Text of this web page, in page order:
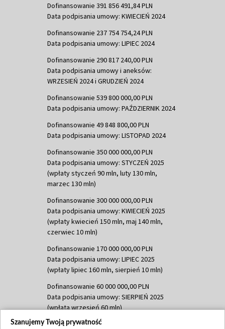
Dofinansowanie 391 856 491,84 PLN
Data podpisania umowy: KWIECIEŃ 2024
Dofinansowanie 237 754 754,24 PLN
Data podpisania umowy: LIPIEC 2024
Dofinansowanie 290 817 240,00 PLN
Data podpisania umowy i aneksów:
WRZESIEŃ 2024 i GRUDZIEŃ 2024
Dofinansowanie 539 800 000,00 PLN
Data podpisania umowy: PAŹDZIERNIK 2024
Dofinansowanie 49 848 800,00 PLN
Data podpisania umowy: LISTOPAD 2024
Dofinansowanie 350 000 000,00 PLN
Data podpisania umowy: STYCZEŃ 2025
(wpłaty styczeń 90 mln, luty 130 mln,
marzec 130 mln)
Dofinansowanie 300 000 000,00 PLN
Data podpisania umowy: KWIECIEŃ 2025
(wpłaty kwiecień 150 mln, maj 140 mln,
czerwiec 10 mln)
Dofinansowanie 170 000 000,00 PLN
Data podpisania umowy: LIPIEC 2025
(wpłaty lipiec 160 mln, sierpień 10 mln)
Dofinansowanie 60 000 000,00 PLN
Data podpisania umowy: SIERPIEŃ 2025
(wpłata wrzesień 60 mln)
Dofinansowanie 635 783 051,21 PLN
Szanujemy Twoją prywatność